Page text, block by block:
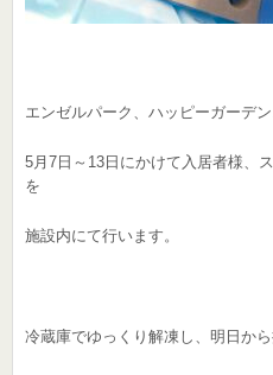
エンゼルパーク、ハッピーガーデ
5月7日～13日にかけて入居者様、
を
施設内にて行います。
冷蔵庫でゆっくり解凍し、明日か